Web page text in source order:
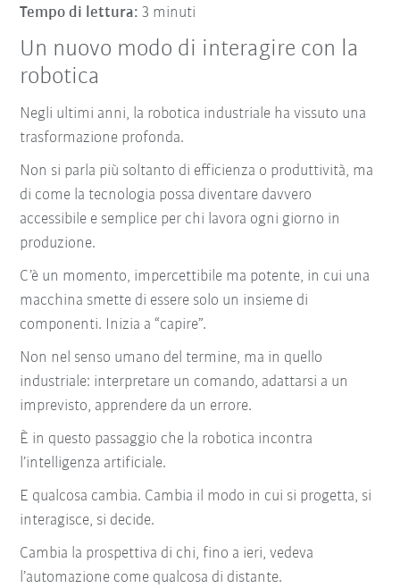
Tempo di lettura: 3 minuti
Un nuovo modo di interagire con la
robotica
Negli ultimi anni, la robotica industriale ha vissuto una
trasformazione profonda.
Non si parla più soltanto di efficienza o produttività, ma
di come la tecnologia possa diventare davvero
accessibile e semplice per chi lavora ogni giorno in
produzione.
C’è un momento, impercettibile ma potente, in cui una
macchina smette di essere solo un insieme di
componenti. Inizia a “capire”.
Non nel senso umano del termine, ma in quello
industriale: interpretare un comando, adattarsi a un
imprevisto, apprendere da un errore.
È in questo passaggio che la robotica incontra
l’intelligenza artificiale.
E qualcosa cambia. Cambia il modo in cui si progetta, si
interagisce, si decide.
Cambia la prospettiva di chi, fino a ieri, vedeva
l’automazione come qualcosa di distante.